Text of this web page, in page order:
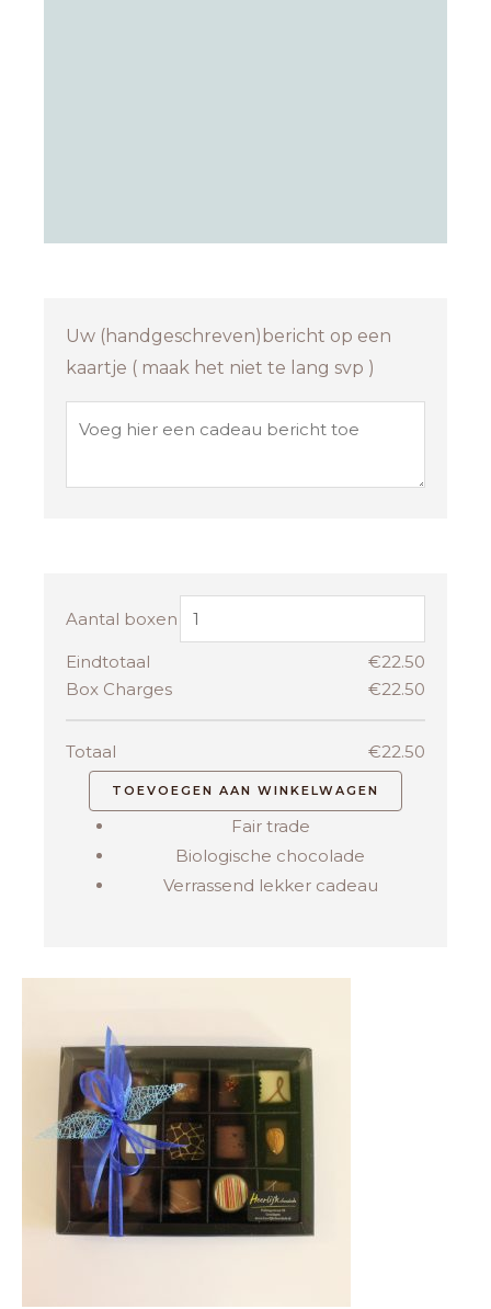
Uw (handgeschreven)bericht op een
kaartje ( maak het niet te lang svp )
Aantal boxen
Eindtotaal €22.50
Box Charges
€22.50
Totaal €22.50
TOEVOEGEN AAN WINKELWAGEN
Fair trade
Biologische chocolade
Verrassend lekker cadeau